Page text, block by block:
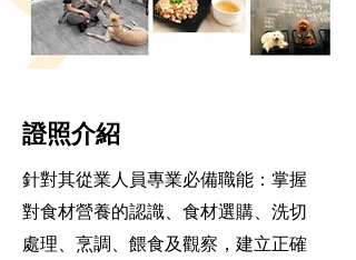
證照介紹
針對其從業人員專業必備職能：掌握
對食材營養的認識、食材選購、洗切
處理、烹調、餵食及觀察，建立正確